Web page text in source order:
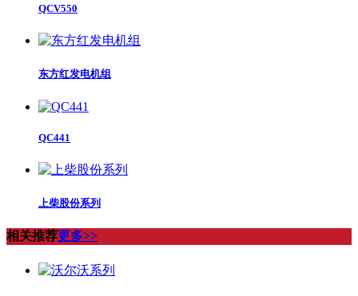
QCV550
东方红发电机组
QC441
上柴股份系列
相关推荐更多>>